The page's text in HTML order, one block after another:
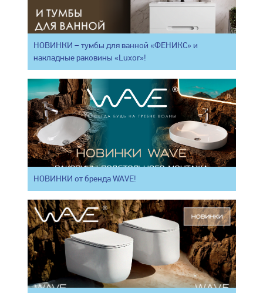
НОВИНКИ – тумбы для ванной «ФЕНИКС» и
накладные раковины «Luxor»!
НОВИНКИ от бренда WAVE!